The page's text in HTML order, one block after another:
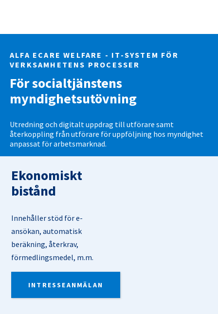
ALFA ECARE WELFARE - IT-SYSTEM FÖR
VERKSAMHETENS PROCESSER
För socialtjänstens
myndighetsutövning
Utredning och digitalt uppdrag till utförare samt
återkoppling från utförare för uppföljning hos myndighet
anpassat för arbetsmarknad.
Ekonomiskt
bistånd
Innehåller stöd för e-
ansökan, automatisk
beräkning, återkrav,
förmedlingsmedel, m.m.
INTRESSEANMÄLAN